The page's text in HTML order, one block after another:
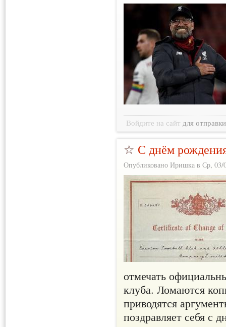
Войдите на сайт для
☆ С днём
Опубликовано Иришка в Ср, 03/
отмечать
клуба. Ломаются
приводятся
поздравляет себя с